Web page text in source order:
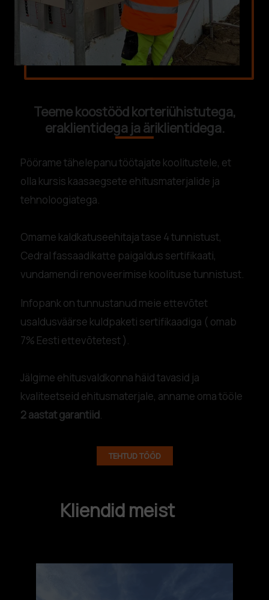
Teeme koostööd korteriühistutega,
eraklientidega ja äriklientidega.
Pöörame tähelepanu töötajate koolitustele, et
olla kursis kaasaegsete ehitusmaterjalide ja
tehnoloogiatega.
Omame kaldkatuseehitaja tase 4 tunnistust,
Cedral fassaadikatte paigaldus sertifikaati,
vundamendi renoveerimise koolituse tunnistust.
Infopank on tunnustanud meie ettevõtet
usaldusväärse kuldpaketi sertifikaadiga ( omab
7% Eesti ettevõtetest ).
Jälgime ehitusvaldkonna häid tavasid ja
kvaliteetseid ehitusmaterjale, anname oma tööle
2 aastat garantiid.
TEHTUD TÖÖD
Kliendid meist